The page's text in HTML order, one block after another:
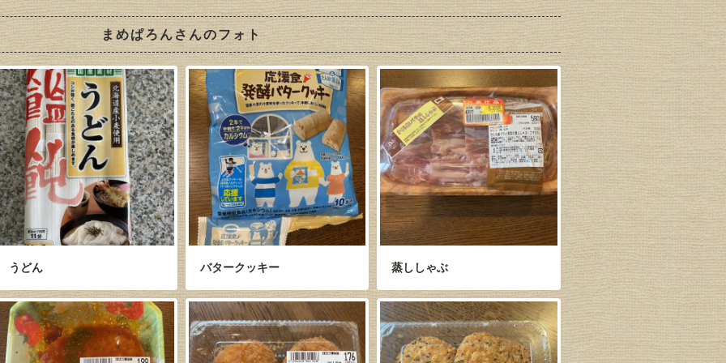
まめぱろんさんのフォト
うどん バタークッキー 蒸ししゃぶ